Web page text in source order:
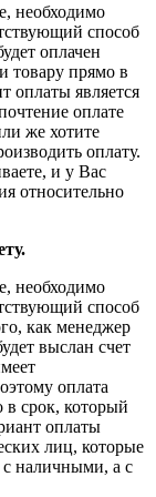
необходимо
способ
оплачен
товару прямо в
оплаты является
оплате
же хотите
оплату.
и у Вас
относительно
необходимо
способ
как менеджер
выслан счет
оплата
в срок, который
оплаты
лиц, которые
с наличными, а с